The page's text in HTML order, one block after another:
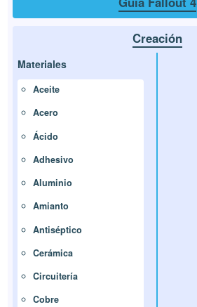
Creación
Materiales
Aceite
Acero
Ácido
Adhesivo
Aluminio
Amianto
Antiséptico
Cerámica
Circuitería
Cobre